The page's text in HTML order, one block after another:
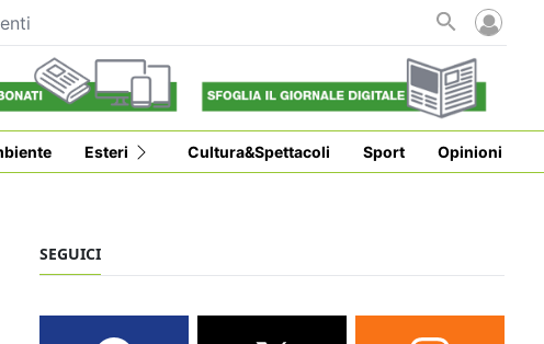
Esteri Cultura&Spettacoli Sport Opinioni
SEGUICI